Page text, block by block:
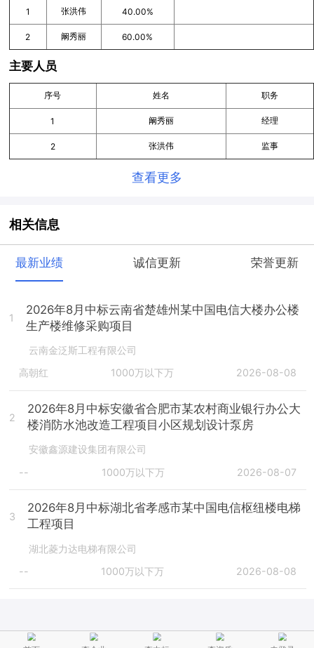
1 张洪伟 40.00%
2 阚秀丽 60.00%
主要人员
序号 姓名 职务
1 阚秀丽 经理
2 张洪伟 监事
查看更多
相关信息
最新业绩 诚信更新 荣誉更新
1
2026年8月中标云南省楚雄州某中国电信大楼办公楼
生产楼维修采购项目
云南金泛斯工程有限公司
高朝红
1000万以下万 2026-08-08
2
2026年8月中标安徽省合肥市某农村商业银行办公大
楼消防水池改造工程项目小区规划设计泵房
安徽鑫源建设集团有限公司
--
1000万以下万 2026-08-07
3
2026年8月中标湖北省孝感市某中国电信枢纽楼电梯
工程项目
湖北菱力达电梯有限公司
--
1000万以下万 2026-08-08